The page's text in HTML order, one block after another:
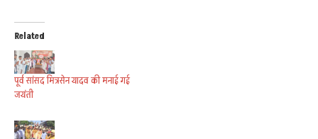
Related
पूर्व सांसद मित्रसेन यादव की मनाई गई
जयंती